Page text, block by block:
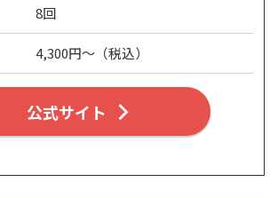
8回
4,300円～（税込）
公式サイト